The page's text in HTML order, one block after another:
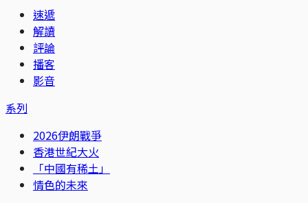
速遞
解讀
評論
播客
影音
系列
2026伊朗戰爭
香港世紀大火
「中國有稀土」
情色的未來